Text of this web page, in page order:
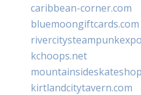
caribbean-corner.com
bluemoongiftcards.com
kchoops.net
kirtlandcitytavern.com